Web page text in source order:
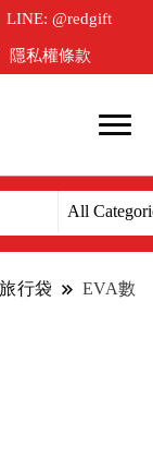
LINE: @redgift
隱私權條款
旅行袋
EVA數